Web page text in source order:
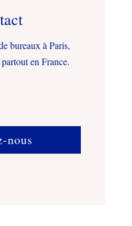
bureaux à Paris,
en France.
nous